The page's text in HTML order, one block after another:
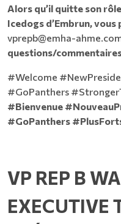
Alors qu’il quitte son
Icedogs d’Embrun,
vprepb@emha-
questions/
#Welcome
#GoPanthers
#Bienvenue
#GoPanthers
VP REP B
EXECUTIVE